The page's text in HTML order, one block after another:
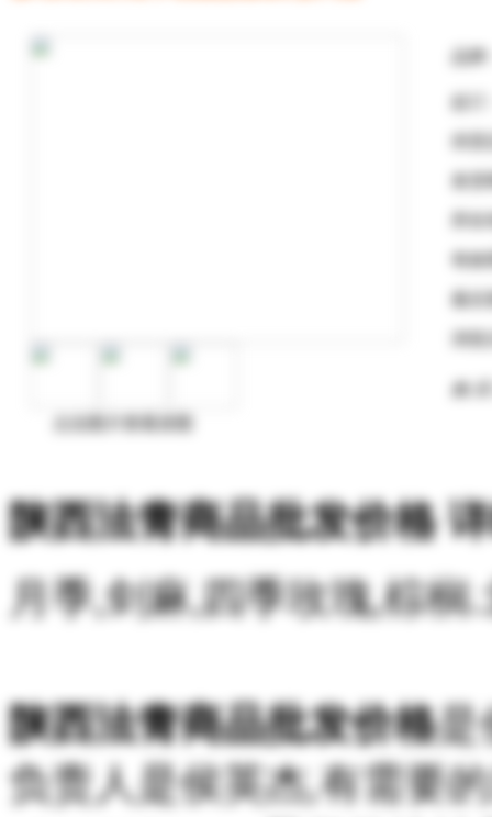
陕西法青商品批发价格
月季,剑麻,四季玫瑰,棕榈
陕西法青商品批发价格是
负责人是侯英杰,有需要